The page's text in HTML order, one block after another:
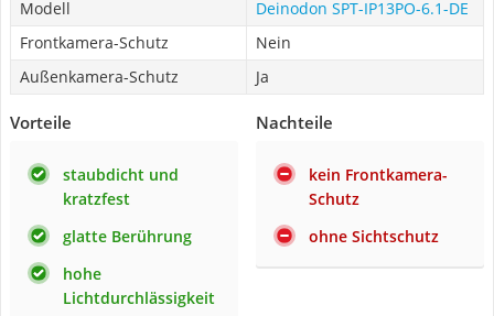
Modell
Deinodon SPT-IP13PO-6.1-DE
Frontkamera-Schutz
Nein
Außenkamera-Schutz
Ja
Vorteile
staubdicht und
kratzfest
glatte Berührung
hohe
Lichtdurchlässigkeit
Nachteile
kein Frontkamera-
Schutz
ohne Sichtschutz